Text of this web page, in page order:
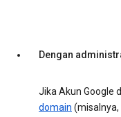
Dengan
Jika Akun Google
domain (misalnya,